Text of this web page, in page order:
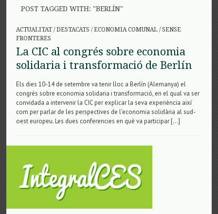
POST TAGGED WITH: "BERLÍN"
ACTUALITAT /DESTACATS /ECONOMIA COMUNAL /SENSE
FRONTERES
La CIC al congrés sobre economia
solidaria i transformació de Berlín
Els dies 10-14 de setembre va tenir lloc a Berlín (Alemanya) el
congrés sobre economia solidaria i transformació, en el qual va ser
convidada a intervenir la CIC per explicar la seva experiència així
com per parlar de les perspectives de l’economia solidària al sud-
oest europeu. Les dues conferencies en què va participar […]